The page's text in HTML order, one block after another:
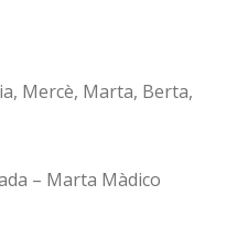
Mercè, Marta, Berta,
– Marta Màdico